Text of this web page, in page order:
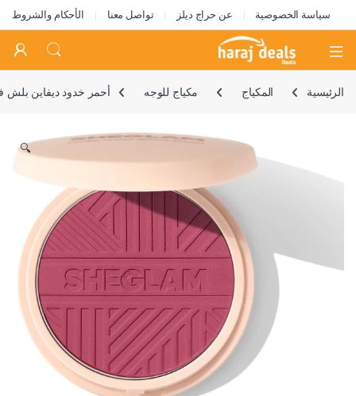
سياسة الخصوصية عن حراج ديلز تواصل معنا الأحكام والشروط
Open
الرئيسية المكياج مكياج للوجه أحمر خدود ديفاين
🔍